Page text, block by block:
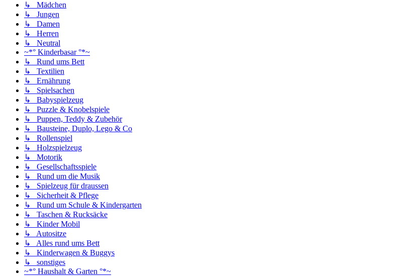
↳ Mädchen
↳ Jungen
↳ Damen
↳ Herren
↳ Neutral
~*° Kinderbasar °*~
↳ Rund ums Bett
↳ Textilien
↳ Ernährung
↳ Spielsachen
↳ Babyspielzeug
↳ Puzzle & Knobelspiele
↳ Puppen, Teddy & Zubehör
↳ Bausteine, Duplo, Lego & Co
↳ Rollenspiel
↳ Holzspielzeug
↳ Motorik
↳ Gesellschaftsspiele
↳ Rund um die Musik
↳ Spielzeug für draussen
↳ Sicherheit & Pflege
↳ Rund um Schule & Kindergarten
↳ Taschen & Rucksäcke
↳ Kinder Mobil
↳ Autositze
↳ Alles rund ums Bett
↳ Kinderwagen & Buggys
↳ sonstiges
~*° Haushalt & Garten °*~